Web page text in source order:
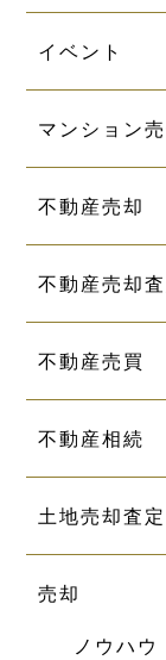
イベント
マンション
不動産売却
不動産売却
不動産売買
不動産相続
土地売却査定
売却
ノウハウ